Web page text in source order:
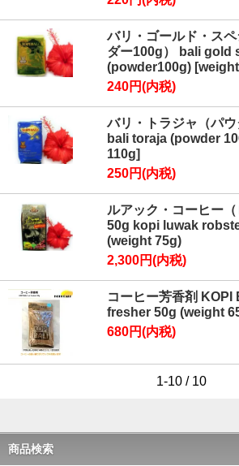
バリ・ゴールド・ス
ダー100g） bali gold
(powder100g)
240円(内税)
バリ・トラジャ（パウ
bali toraja (powder
110g]
250円(内税)
ルアック・コーヒー（
50g kopi luwak
(weight 75g)
2,300円(内税)
コーヒー芳香剤 KOPI
fresher 50g (weight
680円(内税)
1-10 / 10
商品検索